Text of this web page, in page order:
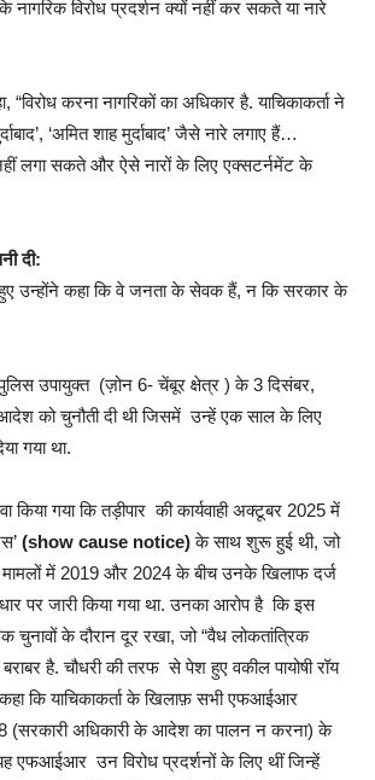
नागरिक विरोध प्रदर्शन क्यों नहीं कर सकते या नारे
करना नागरिकों का अधिकार है. याचिकाकर्ता ने
‘अमित शाह मुर्दाबाद’ जैसे नारे लगाए हैं…
लगा सकते और ऐसे नारों के लिए एक्सटर्नमेंट के
दी:
उन्होंने कहा कि वे जनता के सेवक हैं, न कि सरकार के
पुलिस उपायुक्त (ज़ोन 6- चेंबूर क्षेत्र ) के 3 दिसंबर,
को चुनौती दी थी जिसमें उन्हें एक साल के लिए
गया था.
किया गया कि तड़ीपार की कार्यवाही अक्टूबर 2025 में
(show cause notice)के साथ शुरू हुई थी, जो
मामलों में 2019 और 2024 के बीच उनके खिलाफ दर्ज
जारी किया गया था. उनका आरोप है कि इस
चुनावों के दौरान दूर रखा, जो “वैध लोकतांत्रिक
है. चौधरी की तरफ से पेश हुए वकील पायोषी रॉय
कि याचिकाकर्ता के खिलाफ़ सभी एफआईआर
(सरकारी अधिकारी के आदेश का पालन न करना) के
एफआईआर उन विरोध प्रदर्शनों के लिए थीं जिन्हें